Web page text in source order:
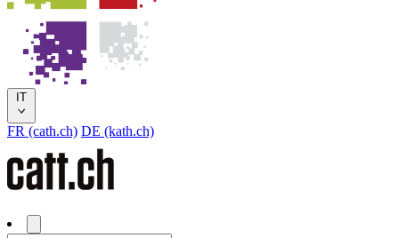
IT
FR (cath.ch) DE (kath.ch)